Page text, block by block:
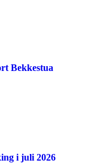
Bekkestua
i juli 2026